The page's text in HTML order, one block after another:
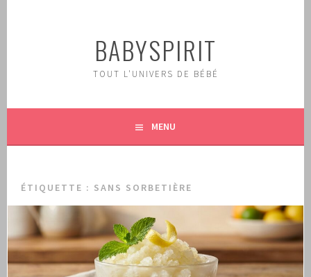
BABYSPIRIT
TOUT L'UNIVERS DE BÉBÉ
MENU
ÉTIQUETTE : SANS SORBETIÈRE